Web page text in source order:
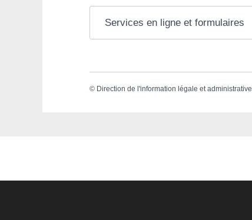
Services en ligne et formulaires
© Direction de l'information légale et administrative